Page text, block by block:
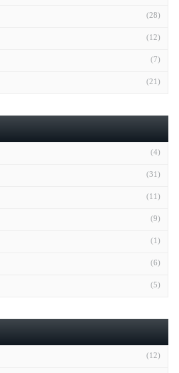
(28)
(12)
(7)
(21)
(4)
(31)
(11)
(9)
(1)
(6)
(5)
(12)